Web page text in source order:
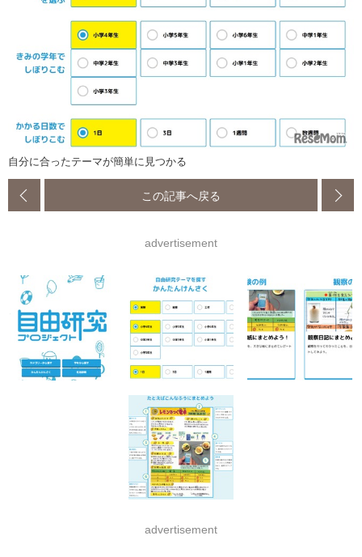
自分に合ったテーマが簡単に見つかる
この記事へ戻る
advertisement
advertisement